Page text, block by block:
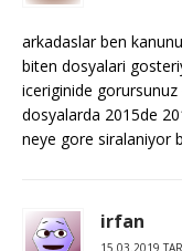
arkadaslar ben
biten dosyalari
iceriginide
dosyalarda 2015de
neye gore siralaniyor
irfan